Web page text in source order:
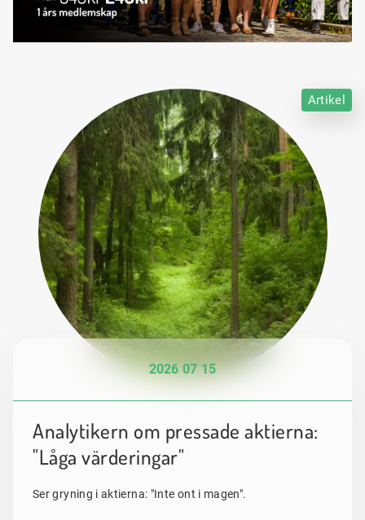
Artikel
2026 07 15
Analytikern om pressade aktierna:
"Låga värderingar"
Ser gryning i aktierna: "Inte ont i magen".